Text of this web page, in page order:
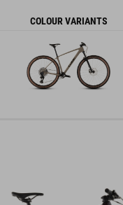
COLOUR VARIANTS